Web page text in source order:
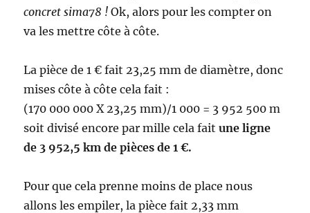
concret sima78 ! Ok, alors pour les compter on
va les mettre côte à côte.
La pièce de 1 € fait 23,25 mm de diamètre, donc
mises côte à côte cela fait :
(170 000 000 X 23,25 mm)/1 000 = 3 952 500 m
soit divisé encore par mille cela faitune ligne
de 3 952,5 km de pièces de 1 €.
Pour que cela prenne moins de place nous
allons les empiler, la pièce fait 2,33 mm